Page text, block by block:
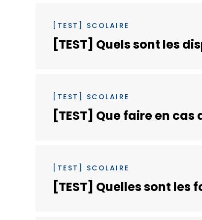
[TEST] SCOLAIRE
[TEST] Quels sont les
[TEST] SCOLAIRE
[TEST] Que faire en
[TEST] SCOLAIRE
[TEST] Quelles sont